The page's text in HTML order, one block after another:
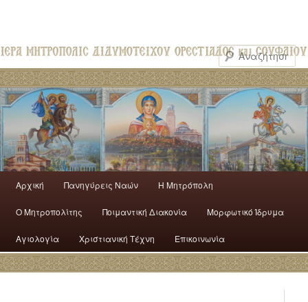
Αρχική Πανηγύρεις Ναών H Mητρόπολη
Ο Mητροπολίτης Ποιμαντική Διακονία Μορφωτικό Ίδρυμα
Αγιολογία Χριστιανική Τέχνη Επικοινωνία